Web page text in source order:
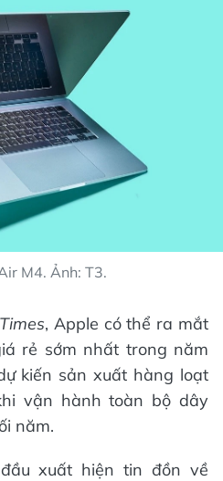
M4. Ảnh: T3.
, Apple có thể ra mắt
rẻ sớm nhất trong năm
kiến sản xuất hàng loạt
vận hành toàn bộ dây
năm.
xuất hiện tin đồn về